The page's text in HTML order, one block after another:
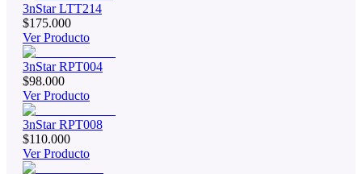
3nStar LTT214
$175.000
Ver Producto
3nStar RPT004
$98.000
Ver Producto
3nStar RPT008
$110.000
Ver Producto